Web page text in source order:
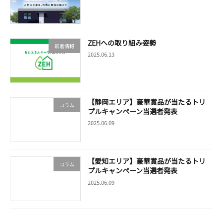
新着情報 ZEHへの取り組み姿勢
2025.06.13
コラム
【静岡エリア】豪華賞品が当たるトリ
プルキャンペーン当選者発表
2025.06.09
コラム
【愛知エリア】豪華賞品が当たるトリ
プルキャンペーン当選者発表
2025.06.09